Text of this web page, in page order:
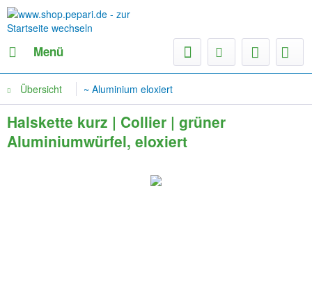
Menü
Übersicht ~ Aluminium eloxiert
Halskette kurz | Collier | grüner
Aluminiumwürfel, eloxiert